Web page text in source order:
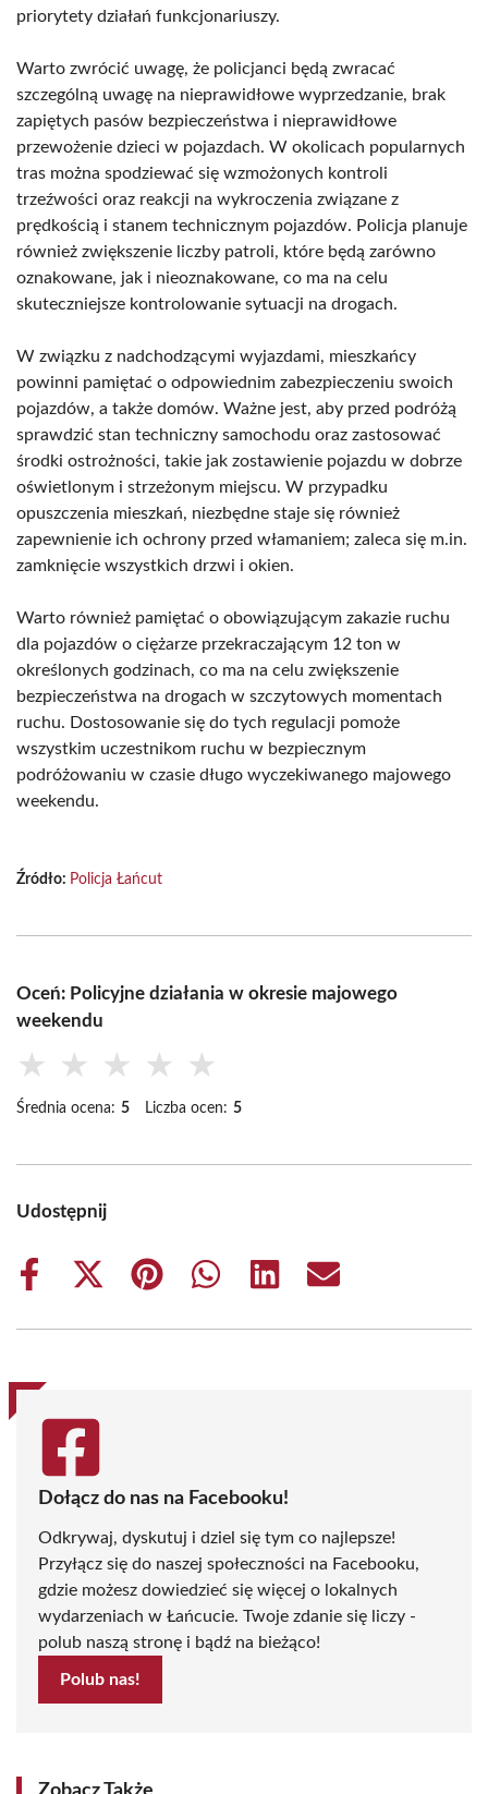
priorytety działań funkcjonariuszy.
Warto zwrócić uwagę, że policjanci będą zwracać
szczególną uwagę na nieprawidłowe wyprzedzanie, brak
zapiętych pasów bezpieczeństwa i nieprawidłowe
przewożenie dzieci w pojazdach. W okolicach popularnych
tras można spodziewać się wzmożonych kontroli
trzeźwości oraz reakcji na wykroczenia związane z
prędkością i stanem technicznym pojazdów. Policja planuje
również zwiększenie liczby patroli, które będą zarówno
oznakowane, jak i nieoznakowane, co ma na celu
skuteczniejsze kontrolowanie sytuacji na drogach.
W związku z nadchodzącymi wyjazdami, mieszkańcy
powinni pamiętać o odpowiednim zabezpieczeniu swoich
pojazdów, a także domów. Ważne jest, aby przed podróżą
sprawdzić stan techniczny samochodu oraz zastosować
środki ostrożności, takie jak zostawienie pojazdu w dobrze
oświetlonym i strzeżonym miejscu. W przypadku
opuszczenia mieszkań, niezbędne staje się również
zapewnienie ich ochrony przed włamaniem; zaleca się m.in.
zamknięcie wszystkich drzwi i okien.
Warto również pamiętać o obowiązującym zakazie ruchu
dla pojazdów o ciężarze przekraczającym 12 ton w
określonych godzinach, co ma na celu zwiększenie
bezpieczeństwa na drogach w szczytowych momentach
ruchu. Dostosowanie się do tych regulacji pomoże
wszystkim uczestnikom ruchu w bezpiecznym
podróżowaniu w czasie długo wyczekiwanego majowego
weekendu.
Źródło: Policja Łańcut
Oceń: Policyjne działania w okresie majowego
weekendu
★ ★ ★ ★ ★
Średnia ocena: 5 Liczba ocen: 5
Udostępnij
Share
Share
(Twitter)
Share
Share
Share
Share
Dołącz do nas na Facebooku!
Odkrywaj, dyskutuj i dziel się tym co najlepsze!
Przyłącz się do naszej społeczności na Facebooku,
gdzie możesz dowiedzieć się więcej o lokalnych
wydarzeniach w Łańcucie. Twoje zdanie się liczy -
polub naszą stronę i bądź na bieżąco!
Polub nas!